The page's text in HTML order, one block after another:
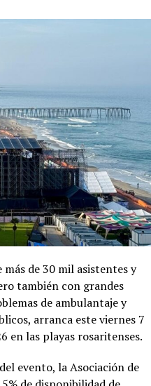
de 30 mil asistentes y
también con grandes
de ambulantaje y
arranca este viernes 7
en las playas rosaritenses.
evento, la Asociación de